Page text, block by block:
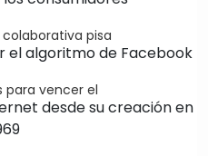
pisa
para vencer el